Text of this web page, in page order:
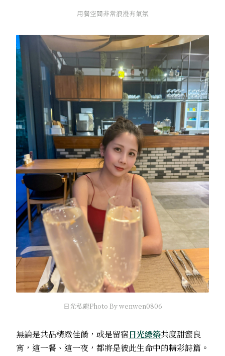
用餐空間非常浪漫有氣氛
日光私廚Photo By wenwen0806
無論是共品精緻佳餚，或是留宿日光綠築共度甜蜜良
宵，這一餐、這一夜，都將是彼此生命中的精彩詩篇。